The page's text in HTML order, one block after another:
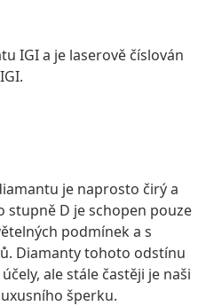
IGI a je laserově číslován
je naprosto čirý a
stupně D je schopen pouze
podmínek a s
Diamanty tohoto odstínu
ale stále častěji je naši
šperku.